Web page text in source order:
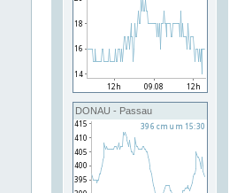
DONAU - Passau